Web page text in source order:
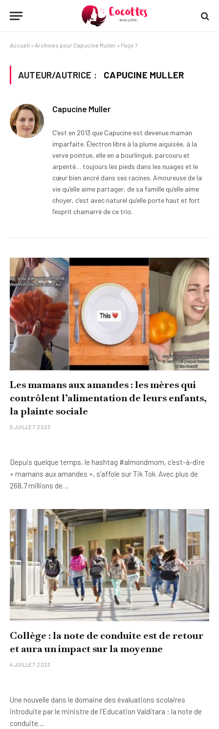
Accueil » Archives pour Capucine Muller » Page 7
AUTEUR/AUTRICE : CAPUCINE MULLER
Capucine Muller
C’est en 2013 que Capucine est devenue maman
imparfaite. Électron libre à la plume aiguisée, à la
verve pointue, elle en a bourlingué, parcouru et
arpenté… toujours les pieds dans les nuages et le
cœur bien ancré dans ses racines. Amoureuse de la
vie qu’elle aime partager, de sa famille qu’elle aime
choyer, c’est avec naturel qu’elle porte haut et fort
l’esprit chamarré de ce trio.
Les mamans aux amandes : les mères qui
contrôlent l’alimentation de leurs enfants,
la plainte sociale
5 JUILLET 2023
Depuis quelque temps, le hashtag #almondmom, c’est-à-dire
« mamans aux amandes », s’affole sur Tik Tok. Avec plus de
268,7 millions de…
Collège : la note de conduite est de retour
et aura un impact sur la moyenne
4 JUILLET 2023
Une nouvelle dans le domaine des évaluations scolaires
introduite par le ministre de l’Education Valditara : la note de
conduite…